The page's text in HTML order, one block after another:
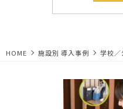
HOME 施設別 導入事例 学校／